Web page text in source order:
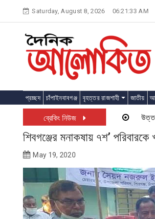
content
Saturday, August 8, 2026 06:21:33 AM
প্রচ্ছদ চাঁপাইনবাবগঞ্জ বৃহত্তর রাজশাহী জাতীয়
ব্রেকিং নিউজ
শিবগঞ্জের মনাকষায় ৭শ’ পরিবারকে
May 19, 2020